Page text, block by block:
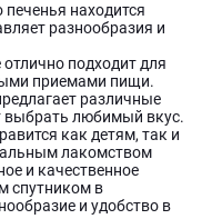
находится
разнообразия и
отлично подходит для
приемами пищи.
различные
выбрать любимый вкус.
как детям, так и
лакомством
и качественное
спутником в
и удобство в